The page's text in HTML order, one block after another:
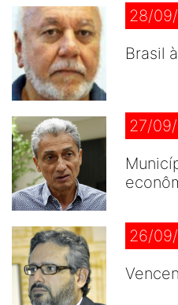
28/
Brasil
27/
26/